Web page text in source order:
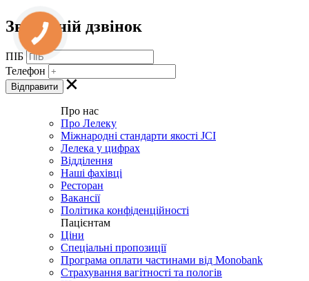
Зворотній дзвінок
ПІБ
Телефон
Про нас
Про Лелеку
Міжнародні стандарти якості JCI
Лелека у цифрах
Відділення
Наші фахівці
Ресторан
Вакансії
Політика конфіденційності
Пацієнтам
Ціни
Спеціальні пропозиції
Програма оплати частинами від Monobank
Страхування вагітності та пологів